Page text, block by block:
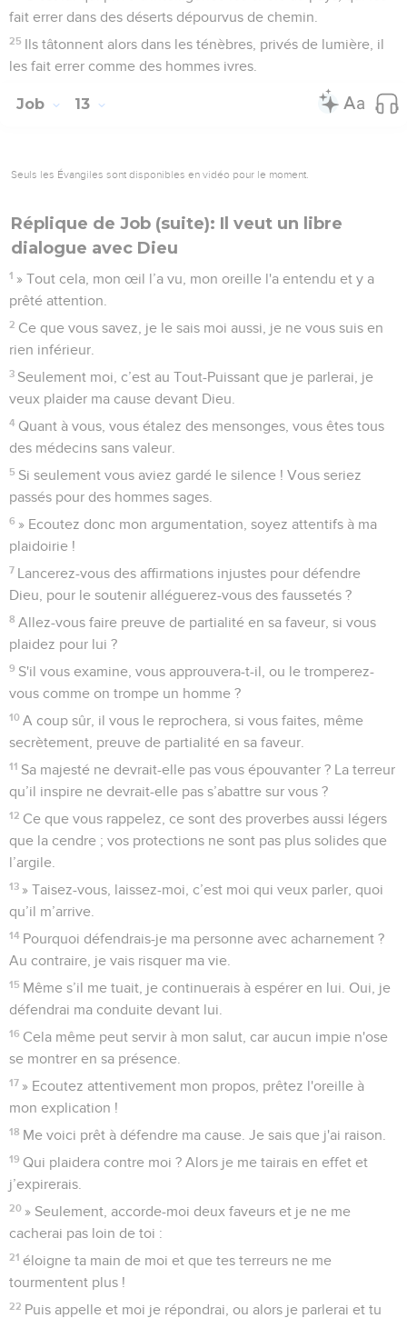
fait errer dans des déserts dépourvus de chemin.
25 Ils tâtonnent alors dans les ténèbres, privés de lumière, il
les fait errer comme des hommes ivres.
Job 13
Seuls les Évangiles sont disponibles en vidéo pour le moment.
Réplique de Job (suite): Il veut un libre
dialogue avec Dieu
1 » Tout cela, mon œil l’a vu, mon oreille l'a entendu et y a
prêté attention.
2 Ce que vous savez, je le sais moi aussi, je ne vous suis en
rien inférieur.
3 Seulement moi, c’est au Tout-Puissant que je parlerai, je
veux plaider ma cause devant Dieu.
4 Quant à vous, vous étalez des mensonges, vous êtes tous
des médecins sans valeur.
5 Si seulement vous aviez gardé le silence ! Vous seriez
passés pour des hommes sages.
6 » Ecoutez donc mon argumentation, soyez attentifs à ma
plaidoirie !
7 Lancerez-vous des affirmations injustes pour défendre
Dieu, pour le soutenir alléguerez-vous des faussetés ?
8 Allez-vous faire preuve de partialité en sa faveur, si vous
plaidez pour lui ?
9 S'il vous examine, vous approuvera-t-il, ou le tromperez-
vous comme on trompe un homme ?
10 A coup sûr, il vous le reprochera, si vous faites, même
secrètement, preuve de partialité en sa faveur.
11 Sa majesté ne devrait-elle pas vous épouvanter ? La terreur
qu’il inspire ne devrait-elle pas s’abattre sur vous ?
12 Ce que vous rappelez, ce sont des proverbes aussi légers
que la cendre ; vos protections ne sont pas plus solides que
l’argile.
13 » Taisez-vous, laissez-moi, c’est moi qui veux parler, quoi
qu’il m’arrive.
14 Pourquoi défendrais-je ma personne avec acharnement ?
Au contraire, je vais risquer ma vie.
15 Même s’il me tuait, je continuerais à espérer en lui. Oui, je
défendrai ma conduite devant lui.
16 Cela même peut servir à mon salut, car aucun impie n'ose
se montrer en sa présence.
17 » Ecoutez attentivement mon propos, prêtez l'oreille à
mon explication !
18 Me voici prêt à défendre ma cause. Je sais que j'ai raison.
19 Qui plaidera contre moi ? Alors je me tairais en effet et
j’expirerais.
20 » Seulement, accorde-moi deux faveurs et je ne me
cacherai pas loin de toi :
21 éloigne ta main de moi et que tes terreurs ne me
tourmentent plus !
22 Puis appelle et moi je répondrai, ou alors je parlerai et tu